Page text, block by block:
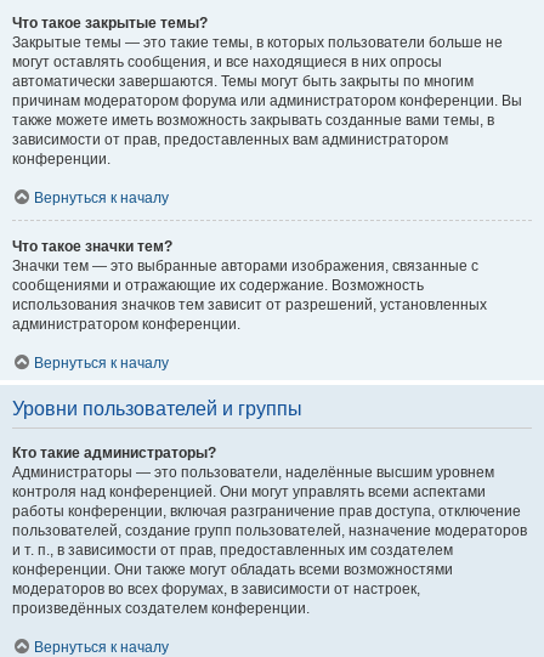
Что такое закрытые темы?
Закрытые темы — это такие темы, в которых пользователи больше не
могут оставлять сообщения, и все находящиеся в них опросы
автоматически завершаются. Темы могут быть закрыты по многим
причинам модератором форума или администратором конференции. Вы
также можете иметь возможность закрывать созданные вами темы, в
зависимости от прав, предоставленных вам администратором
конференции.
Вернуться к началу
Что такое значки тем?
Значки тем — это выбранные авторами изображения, связанные с
сообщениями и отражающие их содержание. Возможность
использования значков тем зависит от разрешений, установленных
администратором конференции.
Вернуться к началу
Уровни пользователей и группы
Кто такие администраторы?
Администраторы — это пользователи, наделённые высшим уровнем
контроля над конференцией. Они могут управлять всеми аспектами
работы конференции, включая разграничение прав доступа, отключение
пользователей, создание групп пользователей, назначение модераторов
и т. п., в зависимости от прав, предоставленных им создателем
конференции. Они также могут обладать всеми возможностями
модераторов во всех форумах, в зависимости от настроек,
произведённых создателем конференции.
Вернуться к началу